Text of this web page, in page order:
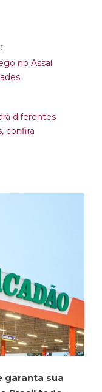
no Assaí:
diferentes
confira
garanta sua